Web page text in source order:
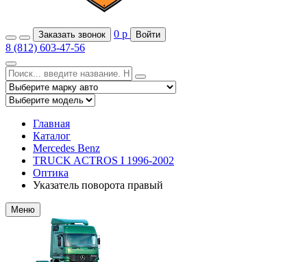
Заказать звонок 0 р Войти
8 (812) 603-47-56
Главная
Каталог
Mercedes Benz
TRUCK ACTROS I 1996-2002
Оптика
Указатель поворота правый
Меню